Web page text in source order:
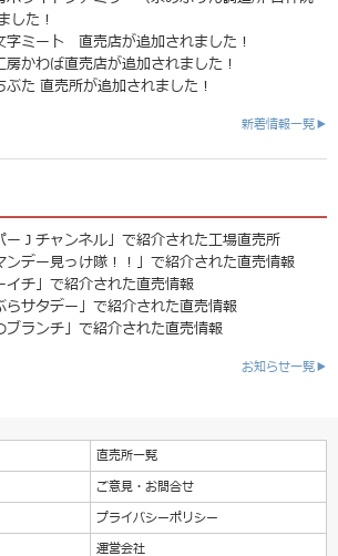
した！
字ミート 直売店が追加されました！
房かわば直売店が追加されました！
ぶた 直売所が追加されました！
新着情報一覧▶
ーＪチャンネル」で紹介された工場直売所
ンデー見っけ隊！！」で紹介された直売情報
イチ」で紹介された直売情報
らサタデー」で紹介された直売情報
ブランチ」で紹介された直売情報
お知らせ一覧▶
直売所一覧
ご意見・お問合せ
プライバシーポリシー
運営会社